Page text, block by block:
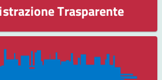
Trasparente